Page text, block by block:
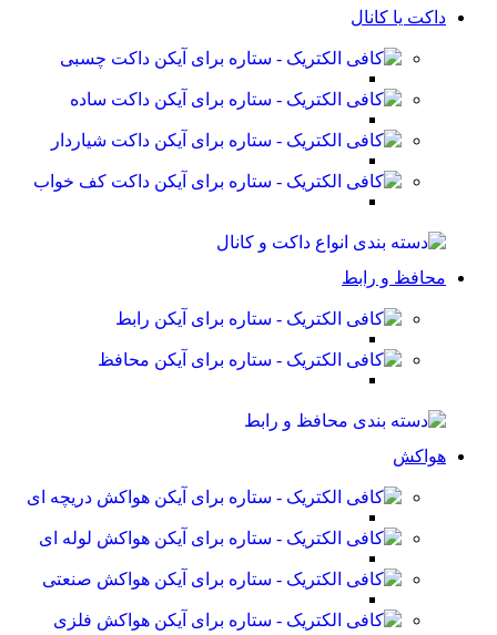
داکت یا کانال
داکت چسبی
داکت ساده
داکت شیاردار
داکت کف خواب
محافظ و رابط
رابط
محافظ
هواکش
هواکش دریچه ای
هواکش لوله ای
هواکش صنعتی
هواکش فلزی